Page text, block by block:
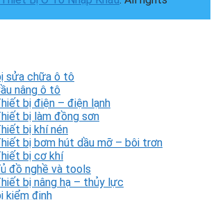
sửa chữa ô tô
nâng ô tô
bị điện – điện lạnh
bị làm đồng sơn
bị khí nén
bị bơm hút dầu mỡ – bôi trơn
bị cơ khí
đồ nghề và tools
bị nâng hạ – thủy lực
kiểm định